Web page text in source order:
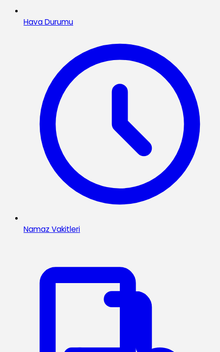
Hava Durumu
Namaz Vakitleri